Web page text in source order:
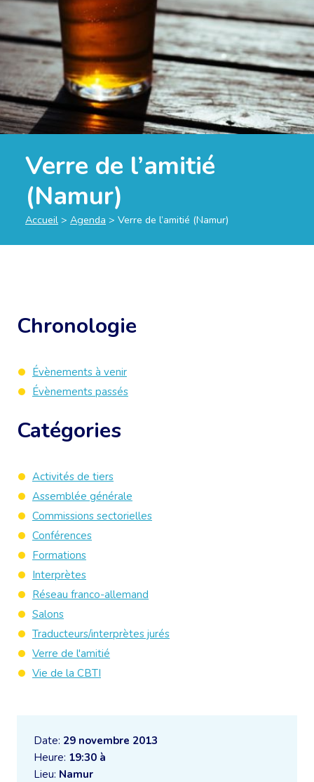
Verre de l’amitié
(Namur)
Accueil > Agenda > Verre de l’amitié (Namur)
Date: 29 novembre 2013
Heure: 19:30 à
Lieu: Namur
Chronologie
Évènements à venir
Évènements passés
Catégories
Activités de tiers
Assemblée générale
Commissions sectorielles
Conférences
Formations
Interprètes
Réseau franco-allemand
Salons
Traducteurs/interprètes jurés
Verre de l'amitié
Vie de la CBTI